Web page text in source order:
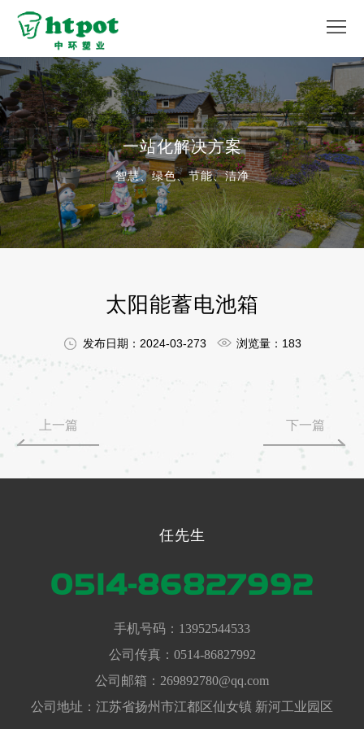
页
关
于
我
们
产
品
中
心
解
决
方
案
服
务
支
媒
体
联
PRODUCT SOLUTION
一站化解决方案
智慧、绿色、节能、洁净
太阳能蓄电池箱
发布日期：2024-03-273 浏览量：183
上一篇 下一篇
任先生
0514-86827992
手机号码： 13952544533
公司传真： 0514-86827992
公司邮箱：269892780@qq.com
公司地址：江苏省扬州市江都区仙女镇 新河工业园区